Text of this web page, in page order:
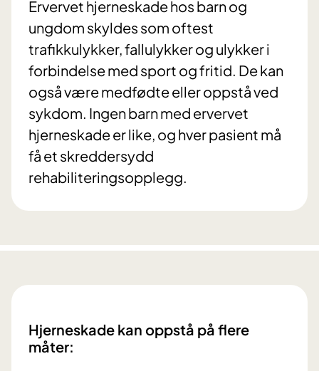
Ervervet hjerneskade hos barn og
ungdom skyldes som oftest
trafikkulykker, fallulykker og ulykker i
forbindelse med sport og fritid. De kan
også være medfødte eller oppstå ved
sykdom. Ingen barn med ervervet
hjerneskade er like, og hver pasient må
få et skreddersydd
rehabiliteringsopplegg.
Hjerneskade kan oppstå på flere
måter: